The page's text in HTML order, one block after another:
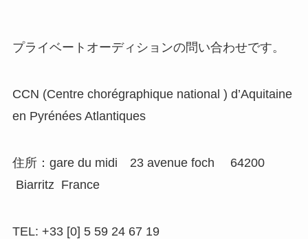
プライベートオーディションの問い合わせです。
CCN (Centre chorégraphique national ) d’Aquitaine
en Pyrénées Atlantiques
住所：gare du midi 23 avenue foch 64200
Biarritz France
TEL: +33 [0] 5 59 24 67 19